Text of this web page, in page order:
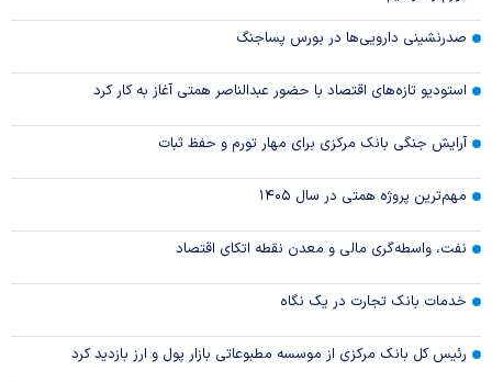
صدرنشینی دارویی‌ها در بورس پساجنگ
استودیو تازه‌های اقتصاد با حضور عبدالناصر همتی آغاز به کار کرد
آرایش جنگی بانک مرکزی برای مهار تورم و حفظ ثبات
مهم‌ترین پروژه همتی در سال ۱۴۰۵
نفت، واسطه‌گری مالی و معدن نقطه اتکای اقتصاد
خدمات بانک تجارت در یک نگاه
رئیس کل بانک مرکزی از موسسه مطبوعاتی بازار پول و ارز بازدید کرد